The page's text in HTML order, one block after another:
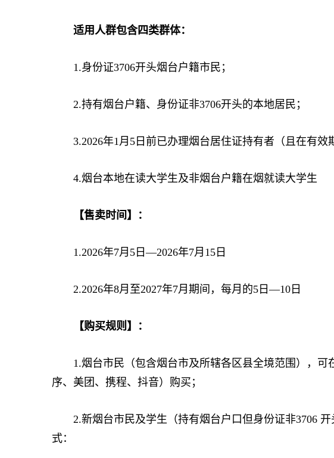
适用人群包含四类群体：
1.身份证3706开头烟台户籍市民；
2.持有烟台户籍、身份证非3706开头的本地居民；
3.2026年1月5日前已办理烟台居住证持有者（且在有效
4.烟台本地在读大学生及非烟台户籍在烟就读大学生
【售卖时间】：
1.2026年7月5日—2026年7月15日
2.2026年8月至2027年7月期间，每月的5日—10日
【购买规则】：
1.烟台市民（包含烟台市及所辖各区县全境范围），可
序、美团、携程、抖音）购买；
2.新烟台市民及学生（持有烟台户口但身份证非3706 开
式：